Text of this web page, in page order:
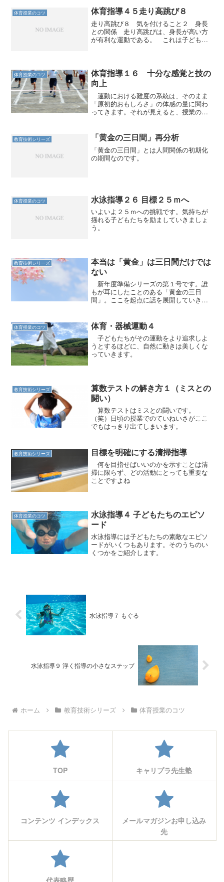
体育授業のコツ 体育指導４５走り高跳び８
走り高跳び８ 気を付けること２ 身長
との関係 走り高跳びは、身長が高い方
が有利な運動である。 これは子どもた
んでいるとすれば、結果と...
体育授業のコツ
体育指導１６ 十分な感覚と技の
向上
運動における難度の系統は、そのまま
「原初的おもしろさ」の体感の量に関わ
ってきます。それが見えると、授業の組
教育技術シリーズ 「黄金の三日間」再分析
「黄金の三日間」とは人間関係の初期化
の期間なのです。
体育授業のコツ 水泳指導２６ 目標２５ｍへ
いよいよ２５ｍへの挑戦です。気持ちが
揺れる子どもたちを励ましていきましょ
う。
教育技術シリーズ
本当は「黄金」は三日間だけでは
ない
新年度準備シリーズの第１号です。誰
もが耳にしたことのある「黄金の三日
間」。ここを起点に話を展開していきま
体育授業のコツ 体育・器械運動４
子どもたちがその運動をより追求しよ
うとするほどに、自然に動きは美しくな
っていきます。
教育技術シリーズ
算数テストの解き方１（ミスとの
闘い）
算数テストはミスとの闘いです。
（笑）日頃の授業でのていねいさがここ
でもはっきり出てしまいます。
教育技術シリーズ 目標を明確にする清掃指導
何を目指せばいいのかを示すことは清
掃に限らず、どの活動にとっても重要な
ことですよね
体育授業のコツ
水泳指導４ 子どもたちのエピソ
ード
水泳指導には子どもたちの素敵なエピソ
ードがいくつもあります。そのうちのい
くつかをご紹介します。
水泳指導７ もぐる
水泳指導９ 浮く指導の小さなステップ
ホーム 教育技術シリーズ 体育授業のコツ
TOP キャリプラ先生塾
コンテンツ インデックス
メールマガジンお申し込み
先
代表略歴